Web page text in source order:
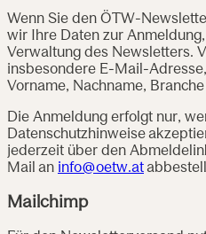
Wenn Sie den ÖTW-
wir Ihre Daten zur
Verwaltung des Newsletters.
insbesondere E-Mail-
Vorname, Nachname,
Die Anmeldung erfolgt nur,
Datenschutzhinweise
jederzeit über den
Mail an info@oetw.at
Mailchimp